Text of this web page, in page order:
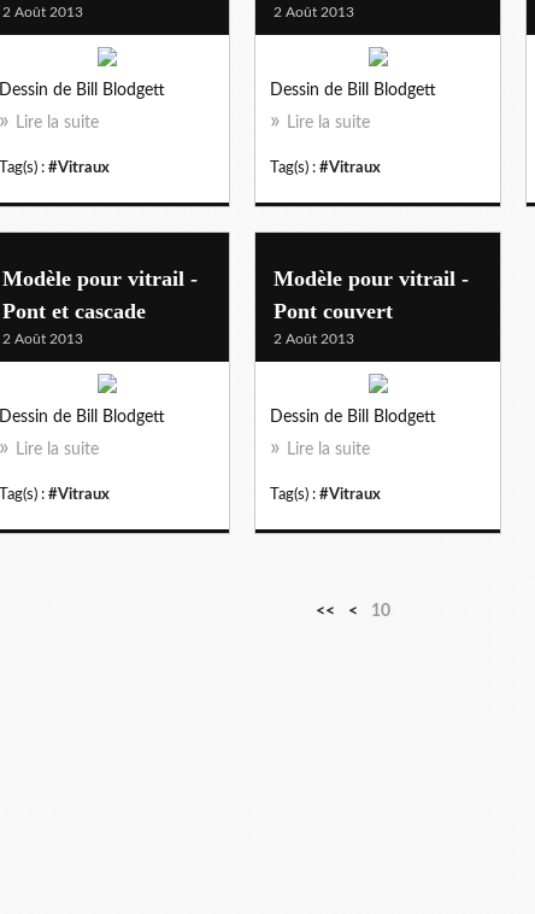
2 Août 2013
Dessin de Bill Blodgett
Lire la suite
Tag(s) : #Vitraux
2 Août 2013
Dessin de Bill Blodgett
Lire la suite
Tag(s) : #Vitraux
Modèle pour vitrail -
Pont et cascade
2 Août 2013
Dessin de Bill Blodgett
Lire la suite
Tag(s) : #Vitraux
Modèle pour vitrail -
Pont couvert
2 Août 2013
Dessin de Bill Blodgett
Lire la suite
Tag(s) : #Vitraux
<< < 10